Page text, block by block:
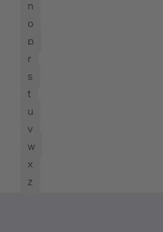
n
o
p
r
s
t
u
v
w
x
z